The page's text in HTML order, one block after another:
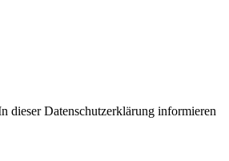
dieser Datenschutzerklärung informieren